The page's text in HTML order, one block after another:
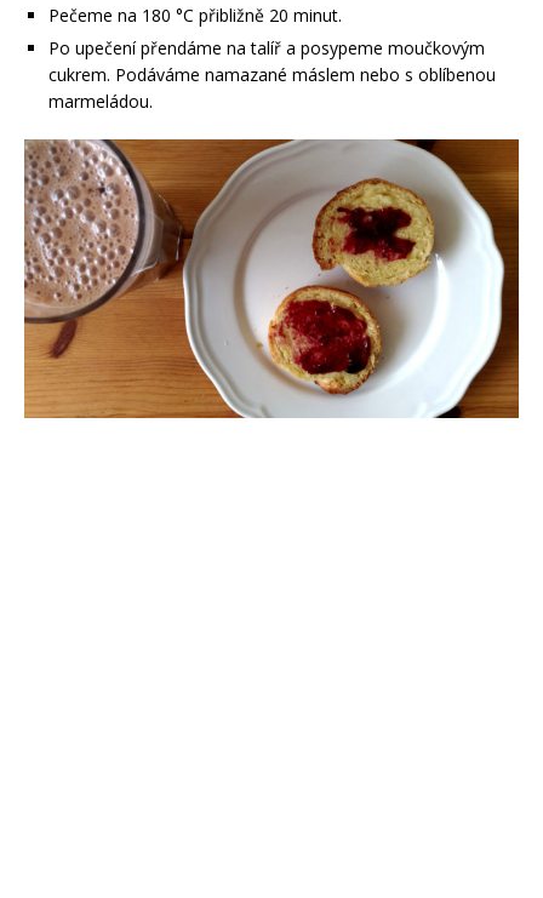
Pečeme na 180 °C přibližně 20 minut.
Po upečení přendáme na talíř a posypeme moučkovým
cukrem. Podáváme namazané máslem nebo s oblíbenou
marmeládou.